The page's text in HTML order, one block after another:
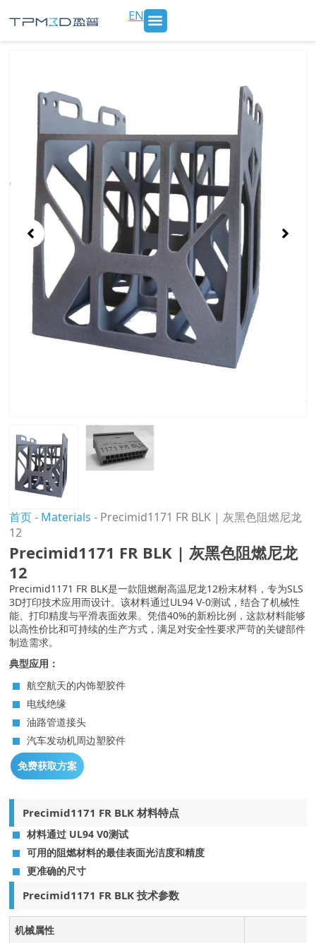
至
EN
首页- Materials - Precimid1171 FR BLK | 灰黑色阻燃尼龙
12
Precimid1171 FR BLK | 灰黑色阻燃尼龙
12
Precimid1171 FR BLK是一款阻燃耐高温尼龙12粉末材料，专为SLS
3D打印技术应用而设计。该材料通过UL94 V-0测试，结合了机械性
能、打印精度与平滑表面效果。凭借40%的新粉比例，这款材料能够
以高性价比和可持续的生产方式，满足对安全性要求严苛的关键部件
制造需求。
典型应用：
航空航天的内饰塑胶件
电线绝缘
油路管道接头
汽车发动机周边塑胶件
免费获取方案
Precimid1171 FR BLK 材料特点
材料通过 UL94 V0测试
可用的阻燃材料的最佳表面光洁度和精度
更准确的尺寸
Precimid1171 FR BLK 技术参数
机械属性